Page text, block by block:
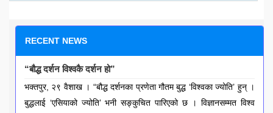
RECENT NEWS
“बौद्ध दर्शन विश्वकै दर्शन हो”
भक्तपुर, २९ वैशाख । “बौद्ध दर्शनका प्रणेता गौतम बुद्ध ‘विश्वका ज्योति’ हुन् ।
बुद्धलाई ‘एसियाको ज्योति’ भनी सङ्कुचित पारिएको छ । विज्ञानसम्मत विश्व